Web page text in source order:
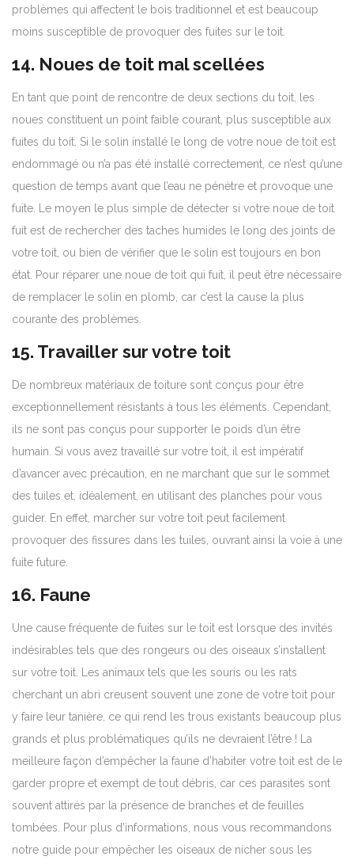
problèmes qui affectent le bois traditionnel et est beaucoup
moins susceptible de provoquer des fuites sur le toit.
14. Noues de toit mal scellées
En tant que point de rencontre de deux sections du toit, les
noues constituent un point faible courant, plus susceptible aux
fuites du toit. Si le solin installé le long de votre noue de toit est
endommagé ou n’a pas été installé correctement, ce n’est qu’une
question de temps avant que l’eau ne pénètre et provoque une
fuite. Le moyen le plus simple de détecter si votre noue de toit
fuit est de rechercher des taches humides le long des joints de
votre toit, ou bien de vérifier que le solin est toujours en bon
état. Pour réparer une noue de toit qui fuit, il peut être nécessaire
de remplacer le solin en plomb, car c’est la cause la plus
courante des problèmes.
15. Travailler sur votre toit
De nombreux matériaux de toiture sont conçus pour être
exceptionnellement résistants à tous les éléments. Cependant,
ils ne sont pas conçus pour supporter le poids d’un être
humain. Si vous avez travaillé sur votre toit, il est impératif
d’avancer avec précaution, en ne marchant que sur le sommet
des tuiles et, idéalement, en utilisant des planches pour vous
guider. En effet, marcher sur votre toit peut facilement
provoquer des fissures dans les tuiles, ouvrant ainsi la voie à une
fuite future.
16. Faune
Une cause fréquente de fuites sur le toit est lorsque des invités
indésirables tels que des rongeurs ou des oiseaux s’installent
sur votre toit. Les animaux tels que les souris ou les rats
cherchant un abri creusent souvent une zone de votre toit pour
y faire leur tanière, ce qui rend les trous existants beaucoup plus
grands et plus problématiques qu’ils ne devraient l’être ! La
meilleure façon d’empêcher la faune d’habiter votre toit est de le
garder propre et exempt de tout débris, car ces parasites sont
souvent attirés par la présence de branches et de feuilles
tombées. Pour plus d’informations, nous vous recommandons
notre guide pour empêcher les oiseaux de nicher sous les